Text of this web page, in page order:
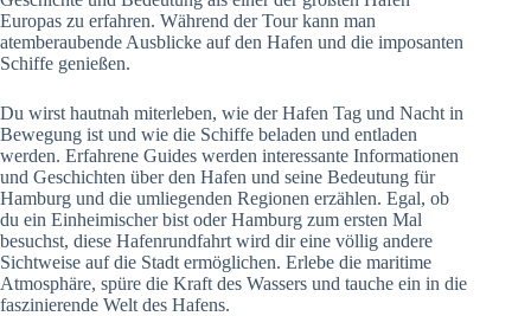
Europas zu erfahren. Während der Tour kann man
atemberaubende Ausblicke auf den Hafen und die imposanten
Schiffe genießen.
Du wirst hautnah miterleben, wie der Hafen Tag und Nacht in
Bewegung ist und wie die Schiffe beladen und entladen
werden. Erfahrene Guides werden interessante Informationen
und Geschichten über den Hafen und seine Bedeutung für
Hamburg und die umliegenden Regionen erzählen. Egal, ob
du ein Einheimischer bist oder Hamburg zum ersten Mal
besuchst, diese Hafenrundfahrt wird dir eine völlig andere
Sichtweise auf die Stadt ermöglichen. Erlebe die maritime
Atmosphäre, spüre die Kraft des Wassers und tauche ein in die
faszinierende Welt des Hafens.